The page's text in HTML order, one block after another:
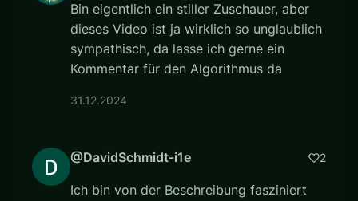
Bin eigentlich ein stiller Zuschauer, aber
dieses Video ist ja wirklich so unglaublich
sympathisch, da lasse ich gerne ein
Kommentar für den Algorithmus da
31.12.2024
@DavidSchmidt-i1e 2
Ich bin von der Beschreibung fasziniert